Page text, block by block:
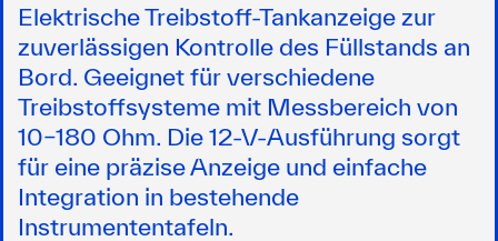
Elektrische Treibstoff-Tankanzeige zur
zuverlässigen Kontrolle des Füllstands an
Bord. Geeignet für verschiedene
Treibstoffsysteme mit Messbereich von
10–180 Ohm. Die 12-V-Ausführung sorgt
für eine präzise Anzeige und einfache
Integration in bestehende
Instrumententafeln.